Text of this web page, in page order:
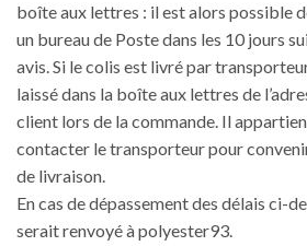
boîte aux lettres : il est alors possible
un bureau de Poste dans les 10 jours
avis. Si le colis est livré par
laissé dans la boîte aux lettres de
client lors de la commande. Il
contacter le transporteur pour
de livraison.
En cas de dépassement des délais ci-
serait renvoyé à polyester93.